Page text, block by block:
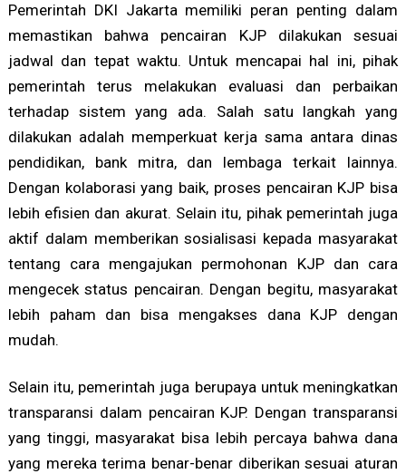
Pemerintah DKI Jakarta memiliki peran penting dalam
memastikan bahwa pencairan KJP dilakukan sesuai
jadwal dan tepat waktu. Untuk mencapai hal ini, pihak
pemerintah terus melakukan evaluasi dan perbaikan
terhadap sistem yang ada. Salah satu langkah yang
dilakukan adalah memperkuat kerja sama antara dinas
pendidikan, bank mitra, dan lembaga terkait lainnya.
Dengan kolaborasi yang baik, proses pencairan KJP bisa
lebih efisien dan akurat. Selain itu, pihak pemerintah juga
aktif dalam memberikan sosialisasi kepada masyarakat
tentang cara mengajukan permohonan KJP dan cara
mengecek status pencairan. Dengan begitu, masyarakat
lebih paham dan bisa mengakses dana KJP dengan
mudah.
Selain itu, pemerintah juga berupaya untuk meningkatkan
transparansi dalam pencairan KJP. Dengan transparansi
yang tinggi, masyarakat bisa lebih percaya bahwa dana
yang mereka terima benar-benar diberikan sesuai aturan